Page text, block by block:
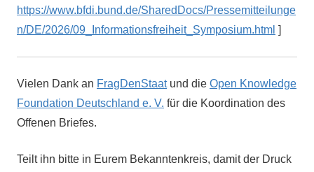
https://www.bfdi.bund.de/SharedDocs/Pressemitteilunge
n/DE/2026/09_Informationsfreiheit_Symposium.html ]
Vielen Dank an FragDenStaatund die Open Knowledge
Foundation Deutschland e. V. für die Koordination des
Offenen Briefes.
Teilt ihn bitte in Eurem Bekanntenkreis, damit der Druck